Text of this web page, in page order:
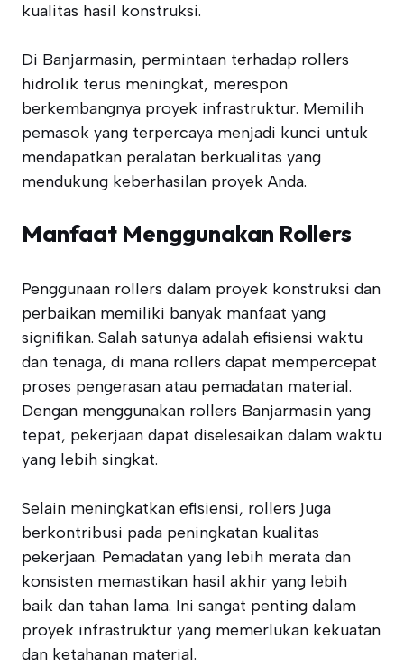
kualitas hasil konstruksi.
Di Banjarmasin, permintaan terhadap rollers
hidrolik terus meningkat, merespon
berkembangnya proyek infrastruktur. Memilih
pemasok yang terpercaya menjadi kunci untuk
mendapatkan peralatan berkualitas yang
mendukung keberhasilan proyek Anda.
Manfaat Menggunakan Rollers
Penggunaan rollers dalam proyek konstruksi dan
perbaikan memiliki banyak manfaat yang
signifikan. Salah satunya adalah efisiensi waktu
dan tenaga, di mana rollers dapat mempercepat
proses pengerasan atau pemadatan material.
Dengan menggunakan rollers Banjarmasin yang
tepat, pekerjaan dapat diselesaikan dalam waktu
yang lebih singkat.
Selain meningkatkan efisiensi, rollers juga
berkontribusi pada peningkatan kualitas
pekerjaan. Pemadatan yang lebih merata dan
konsisten memastikan hasil akhir yang lebih
baik dan tahan lama. Ini sangat penting dalam
proyek infrastruktur yang memerlukan kekuatan
dan ketahanan material.